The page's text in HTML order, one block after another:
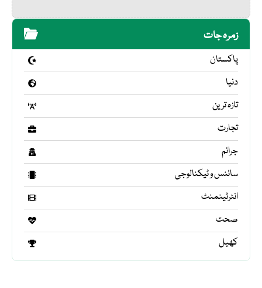
زمرہ جات
پاکستان
دنیا
تازہ ترین
تجارت
جرائم
سائنس و ٹیکنالوجی
انٹرٹینمنٹ
صحت
کھیل